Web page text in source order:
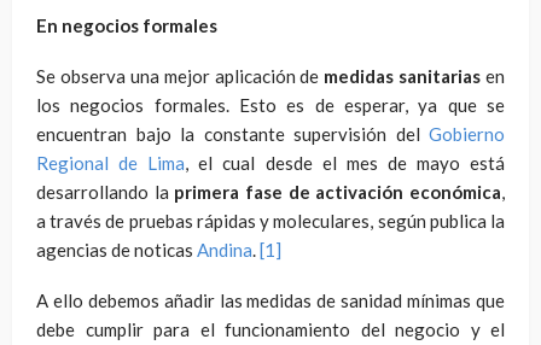
En negocios formales
Se observa una mejor aplicación de medidas sanitarias en
los negocios formales. Esto es de esperar, ya que se
encuentran bajo la constante supervisión del Gobierno
Regional de Lima, el cual desde el mes de mayo está
desarrollando la primera fase de activación económica,
a través de pruebas rápidas y moleculares, según publica la
agencias de noticas Andina.[1]
A ello debemos añadir las medidas de sanidad mínimas que
debe cumplir para el funcionamiento del negocio y el